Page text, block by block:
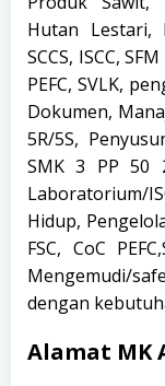
Hutan Lestari,
SCCS, ISCC,
PEFC, SVLK,
Dokumen,
5R/5S,
SMK 3 PP 50
Laboratorium/
Hidup,
FSC, CoC
Mengemudi/
dengan
Alamat MK